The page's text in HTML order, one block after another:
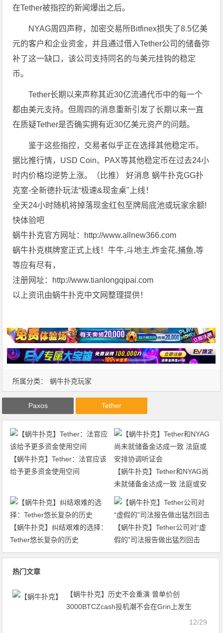
所属分类： 蜗牛扑克玩家
在Tether被指控的新闻爆出之后。
NYAG周四声称，加密交易所Bitfinex损失了8.5亿美
元的客户和企业资金，并且通过借入Tether公司的储备弥
补了这一缺口，该公司支持同名的与美元挂钩的稳定
币。
Tether长期以来声称其近30亿流通代币中的每一个
都由美元支持。但周四的消息重新引发了长期以来一直
在质疑Tether是否确实拥有近30亿美元资产的问题。
鉴于这些指控，交易者似乎正在选择其他稳定币。
据比推行情，USD Coin、PAX等其他稳定币在过去24小
时内价格均逆势上涨。（比推） 好消息 蜗牛扑克GG扑
克室-全新德扑玩法“极速&现金桌"上线！
全天24小时随机将掉落现金红包至牌局底池或玩家余额!
快体验吧
蜗牛扑克官方网址：http://www.allnew366.com
蜗牛扑克棋牌室正式上线！牛牛,斗地主,炸金花,捕鱼,等
等应有尽有，
注册网址：http://www.tianlongqipai.com
以上资讯由蜗牛扑克中文网整理提供！
Paxos Tether
【蜗牛扑克】Tether：法官应该
给予更多资金使用空间
【蜗牛扑克】Tether和NYAG尚
未就储备金达成一致 法庭或安
排协调听证会
【蜗牛扑克】纠结艰难的选择：
Tether悠长复杂的历史
【蜗牛扑克】Tether公司对“虚
假的”司法报告做出猛烈回击
热门文章
【蜗牛扑克】历史不会重演 曾单价创
3000BTCZcash投机潮不会在Grin上发生
12/29